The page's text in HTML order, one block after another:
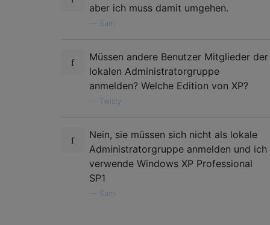
aber ich muss damit umgehen.
Sam
Müssen andere Benutzer Mitglieder der
lokalen Administratorgruppe
anmelden? Welche Edition von XP?
Twisty
Nein, sie müssen sich nicht als lokale
Administratorgruppe anmelden und ich
verwende Windows XP Professional
SP1
Sam